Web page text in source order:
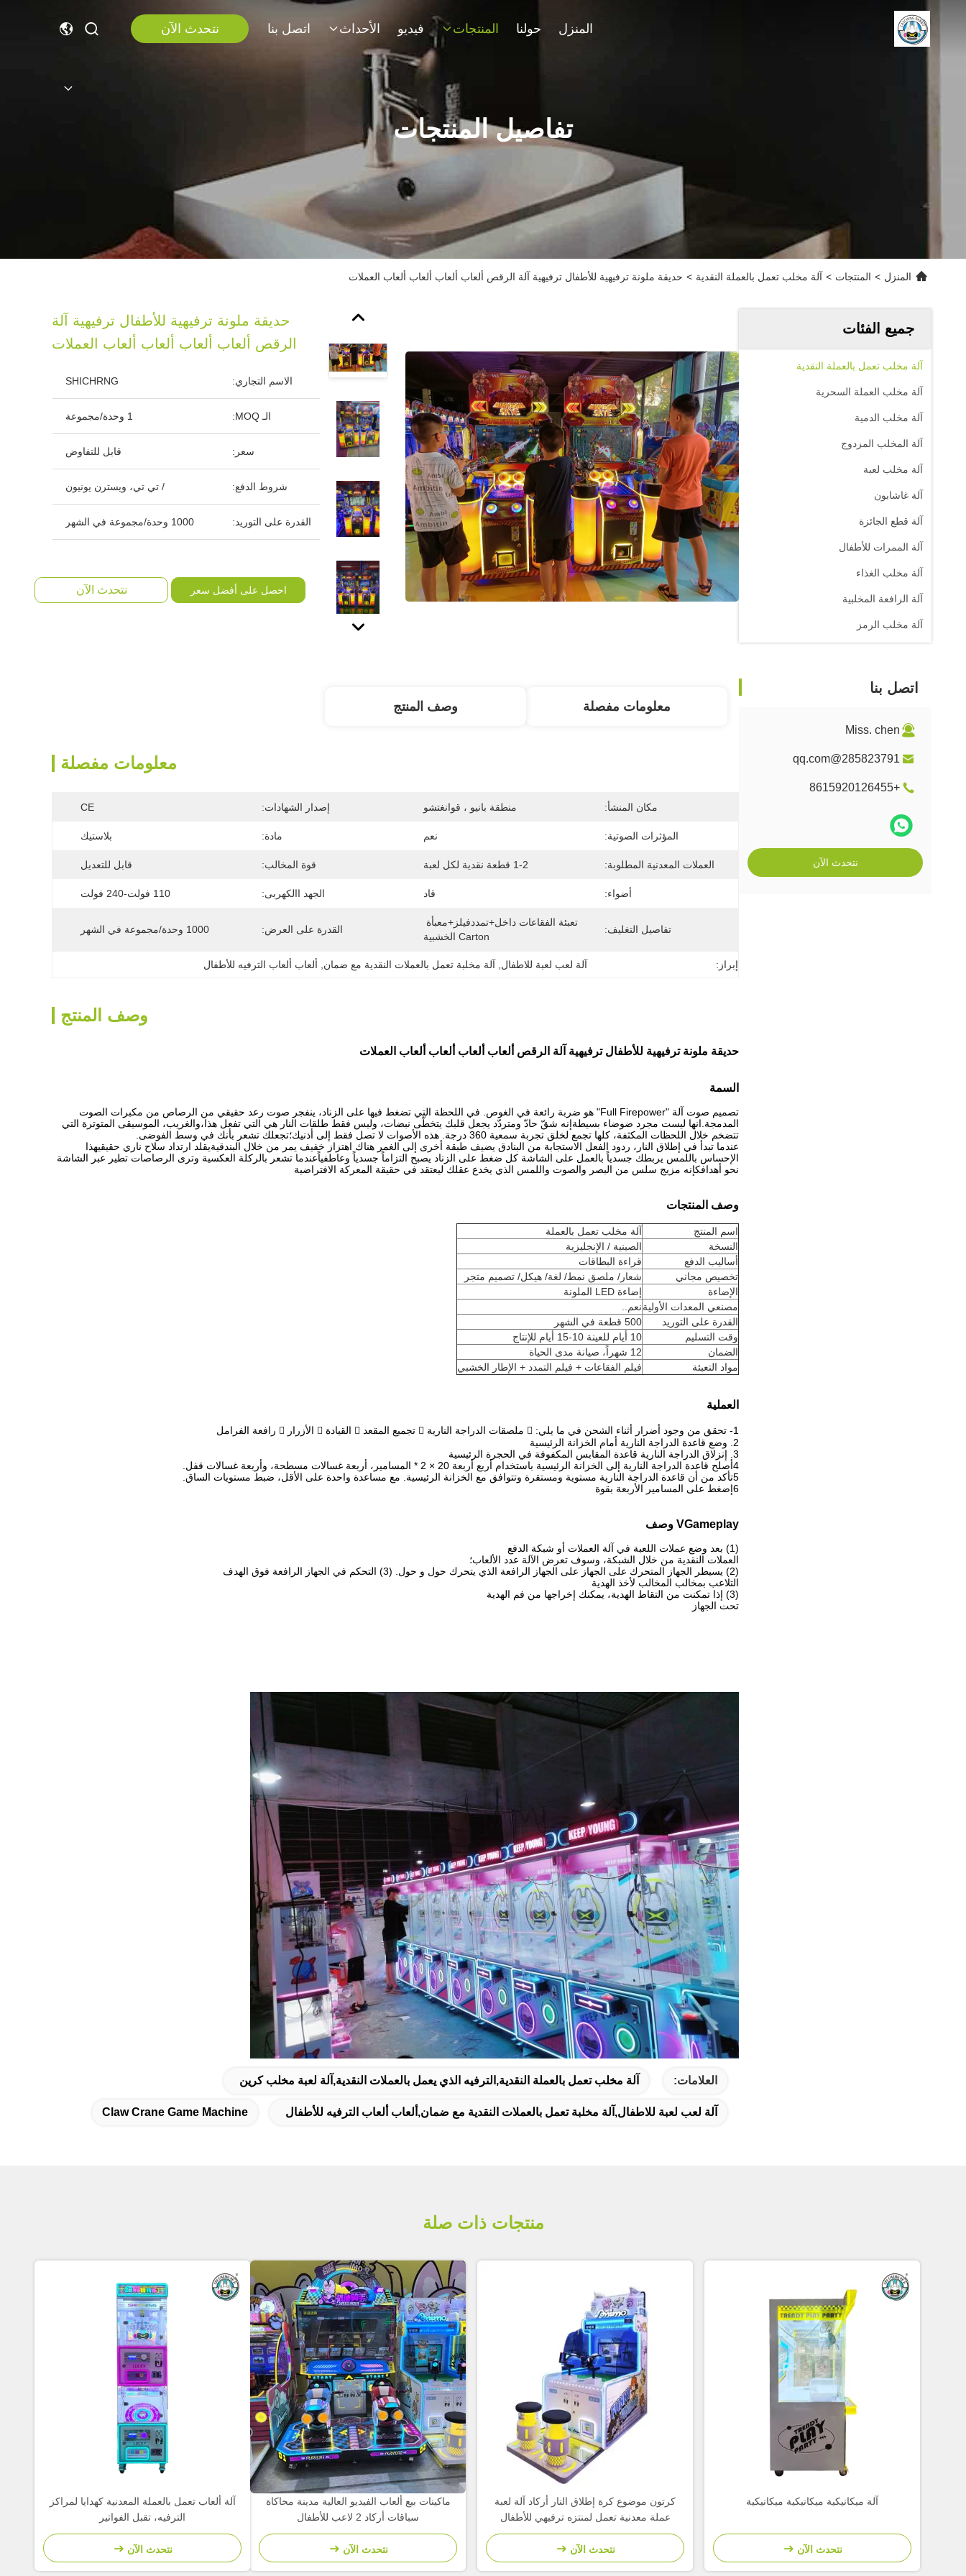
المنزل حولنا المنتجات فيديو الأحداث اتصل بنا نتحدث الآن
تفاصيل المنتجات
المنزل > المنتجات > آلة مخلب تعمل بالعملة النقدية > حديقة ملونة ترفيهية للأطفال ترفيهية آلة الرقص ألعاب ألعاب ألعاب ألعاب العملات
جميع الفئات
آلة مخلب تعمل بالعملة النقدية
آلة مخلب العملة السحرية
آلة مخلب الدمية
آلة المخلب المزدوج
آلة مخلب لعبة
آلة غاشابون
آلة قطع الجائزة
آلة الممرات للأطفال
آلة مخلب الغذاء
آلة الرافعة المخلبية
آلة مخلب الرمز
اتصل بنا
Miss. chen
285823791@qq.com
+8615920126455
نتحدث الآن
حديقة ملونة ترفيهية للأطفال ترفيهية آلة
الرقص ألعاب ألعاب ألعاب ألعاب العملات
الاسم التجاري: SHICHRNG
الـ MOQ: 1 وحدة/مجموعة
سعر: قابل للتفاوض
شروط الدفع: / تي تي، ويسترن يونيون
القدرة على التوريد: 1000 وحدة/مجموعة في الشهر
احصل على أفضل سعر نتحدث الآن
معلومات مفصلة وصف المنتج
معلومات مفصلة
مكان المنشأ: منطقة بانيو ، قوانغتشو إصدار الشهادات: CE
المؤثرات الصوتية: نعم مادة: بلاستيك
العملات المعدنية المطلوبة: 1-2 قطعة نقدية لكل لعبة قوة المخالب: قابل للتعديل
أضواء: قاد الجهد االكهربى: 110 فولت-240 فولت
تفاصيل التغليف:
Carton الخشبية
القدرة على العرض: 1000 وحدة/مجموعة في الشهر
إبراز: آلة لعب لعبة للاطفال آلة مخلبة تعمل بالعملات النقدية مع ضمان ألعاب ألعاب الترفيه للأطفال
وصف المنتج
حديقة ملونة ترفيهية للأطفال ترفيهية آلة الرقص ألعاب ألعاب ألعاب ألعاب العملات
السمة
تصميم صوت آلة "Full Firepower" هو ضربة رائعة في الغوص. في اللحظة التي تضغط فيها على الزناد، ينفجر صوت رعد حقيقي من الرصاص من مكبرات الصوت
المدمجة.انها ليست مجرد ضوضاء بسيطةإنه شقّ حادّ ومتردّد يجعل قلبك يتخطّى نبضات، وليس فقط طلقات النار هي التي تفعل هذا،والغريب، الموسيقى المتوترة التي
تتضخم خلال اللحظات المكثفة، كلها تجمع لخلق تجربة سمعية 360 درجة. هذه الأصوات لا تصل فقط إلى أذنيك؛تجعلك تشعر بأنك في وسط الفوضى.
عندما تبدأ في إطلاق النار، ردود الفعل الاستجابة من البنادق يضيف طبقة أخرى إلى الغمر هناك اهتزاز خفيف يمر من خلال البندقيةيقلد ارتداد سلاح ناري حقيقيهذا
الإحساس باللمس يربطك جسدياً بالعمل على الشاشة كل ضغط على الزناد يصبح التزاماً جسدياً وعاطفياًعندما تشعر بالركلة العكسية وترى الرصاصات تطير عبر الشاشة
نحو أهدافكإنه مزيج سلس من البصر والصوت واللمس الذي يخدع عقلك ليعتقد في حقيقة المعركة الافتراضية
وصف المنتجات
اسم المنتج
آلة مخلب تعمل بالعملة
النسخة
الصينية / الإنجليزية
أساليب الدفع
قراءة البطاقات
تخصيص مجاني
شعار/ ملصق نمط/ لغة/ هيكل/ تصميم متجر
الإضاءة
إضاءة LED الملونة
مصنعي المعدات الأوليةنعم..
القدرة على التوريد
500 قطعة في الشهر
وقت التسليم
10 أيام للعينة 10-15 أيام للإنتاج
الضمان
12 شهراً، صيانة مدى الحياة
مواد التعبئة
فيلم الفقاعات + فيلم التمدد + الإطار الخشبي
العملية
1- تحقق من وجود أضرار أثناء الشحن في ما يلي:  ملصقات الدراجة النارية  تجميع المقعد  القيادة  الأزرار  رافعة الفرامل
2. وضع قاعدة الدراجة النارية أمام الخزانة الرئيسية
3. إنزلاق الدراجة النارية قاعدة المقابس المكفوفة في الحجرة الرئيسية
4أصلح قاعدة الدراجة النارية إلى الخزانة الرئيسية باستخدام أربع أربعة 20 × 2 * المسامير، أربعة غسالات مسطحة، وأربعة غسالات قفل.
5تأكد من أن قاعدة الدراجة النارية مستوية ومستقرة وتتوافق مع الخزانة الرئيسية. مع مساعدة واحدة على الأقل، ضبط مستويات الساق.
6إضغط على المسامير الأربعة بقوة
VGameplay وصف
(1) بعد وضع عملات اللعبة في آلة العملات أو شبكة الدفع
العملات النقدية من خلال الشبكة، وسوف تعرض الآلة عدد الألعاب؛
(2) يسيطر الجهاز المتحرك على الجهاز على الجهاز الرافعة الذي يتحرك حول و حول. (3) التحكم في الجهاز الرافعة فوق الهدف
التلاعب بمخالب المخالب لأخذ الهدية
(3) إذا تمكنت من التقاط الهدية، يمكنك إخراجها من فم الهدية
تحت الجهاز
العلامات: آلة مخلب تعمل بالعملة النقدية,الترفيه الذي يعمل بالعملات النقدية,آلة لعبة مخلب كرين
آلة لعب لعبة للاطفال,آلة مخلبة تعمل بالعملات النقدية مع ضمان,ألعاب ألعاب الترفيه للأطفال Claw Crane Game Machine
منتجات ذات صلة
آلة ميكانيكية ميكانيكية ميكانيكية
نتحدث الآن
كرتون موضوع كرة إطلاق النار أركاد آلة لعبة
عملة معدنية تعمل لمنتزه ترفيهي للأطفال
نتحدث الآن
ماكينات بيع ألعاب الفيديو العالية مدينة محاكاة
سباقات أركاد 2 لاعب للأطفال
نتحدث الآن
آلة ألعاب تعمل بالعملة المعدنية كهدايا لمراكز
الترفيه، تقبل الفواتير
نتحدث الآن